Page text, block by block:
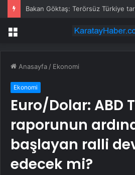
Bakan Göktaş: Terörsüz Türkiye
Menü
Anasayfa / Ekonomi
Ekonomi
Euro/Dolar: ABD
raporunun
başlayan ralli
edecek mi?